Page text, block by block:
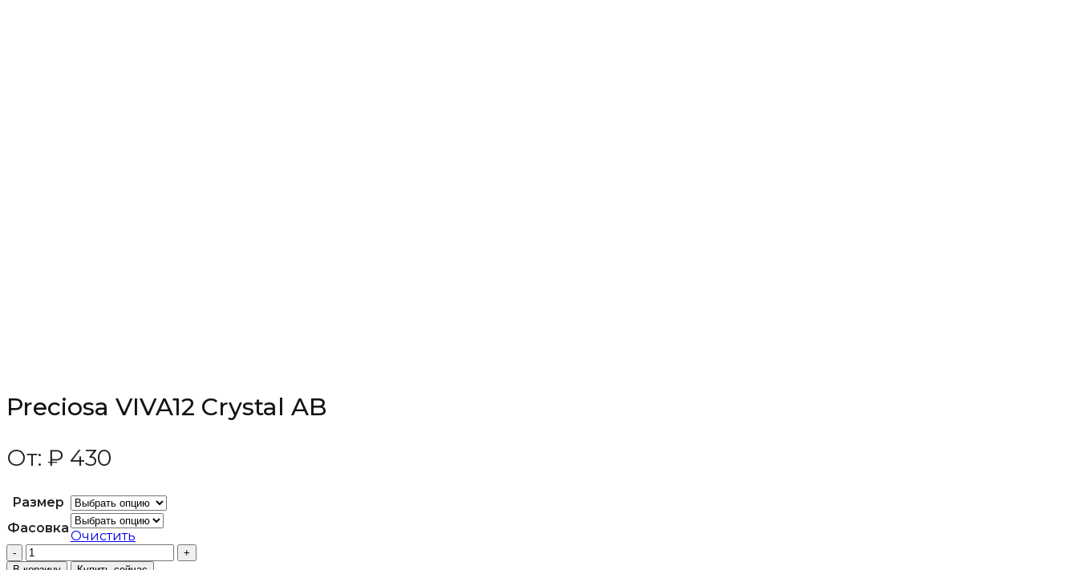
Preciosa VIVA12 Crystal AB
От: ₽ 430
Размер
Фасовка
Очистить
Количество
товара